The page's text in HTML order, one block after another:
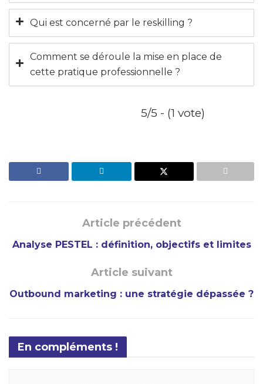
Qui est concerné par le reskilling ?
Comment se déroule la mise en place de
cette pratique professionnelle ?
5/5 - (1 vote)
Article précédent
Analyse PESTEL : définition, objectifs et limites
Article suivant
Outbound marketing : une stratégie dépassée ?
En compléments !